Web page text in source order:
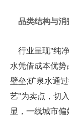
中
心
商
品类结构与消
行业呈现"纯
水凭借成本优
壁垒;矿泉水通
艺"为卖点，切
显，一线城市